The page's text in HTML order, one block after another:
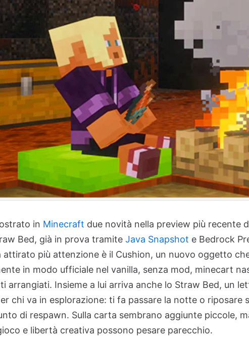
in Minecraft due novità nella preview più recente
Bed, già in prova tramite Java Snapshot e Bedrock
attirato più attenzione è il Cushion, un nuovo oggetto
in modo ufficiale nel vanilla, senza mod, minecart
arrangiati. Insieme a lui arriva anche lo Straw Bed, un
chi va in esplorazione: ti fa passare la notte o riposare
di respawn. Sulla carta sembrano aggiunte piccole,
e libertà creativa possono pesare parecchio.